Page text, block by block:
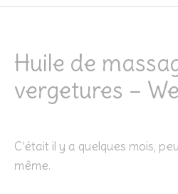
Huile de
vergetures –
C’était il y a quelques mois,
même.